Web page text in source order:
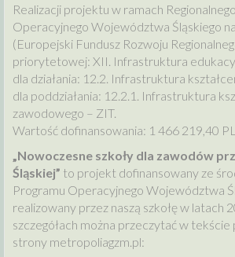
Realizacji projektu w ramach
Operacyjnego Województwa Śląskiego
(Europejski Fundusz Rozwoju
priorytetowej: XII. Infrastruktura
dla działania: 12.2. Infrastruktura
dla poddziałania: 12.2.1. Infrastruktura
zawodowego – ZIT.
Wartość dofinansowania: 1 466 219,40
„Nowoczesne szkoły dla zawodów
Śląskiej” to projekt dofinansowany ze
Programu Operacyjnego Województwa
realizowany przez naszą szkołę w latach
szczegółach można przeczytać w
strony metropoliagzm.pl: